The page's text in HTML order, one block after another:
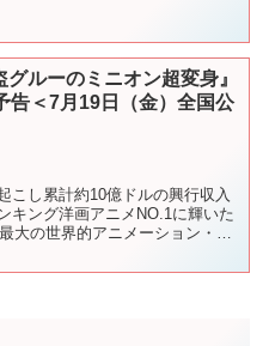
グルーのミニオン超変身』
告＜7月19日（金）全国公
こし累計約10億ドルの興行収入
キング洋画アニメNO.1に輝いた
大の世界的アニメーション・シ